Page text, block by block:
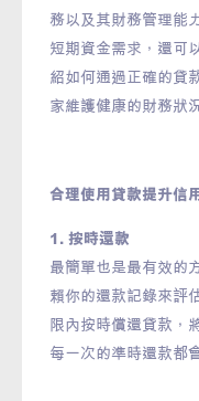
務以及其財務管理能
短期資金需求，還可
紹如何通過正確的貸
家維護健康的財務狀
合理使用貸款提升信
1. 按時還款
最簡單也是最有效的
賴你的還款記錄來評
限內按時償還貸款，
每一次的準時還款都